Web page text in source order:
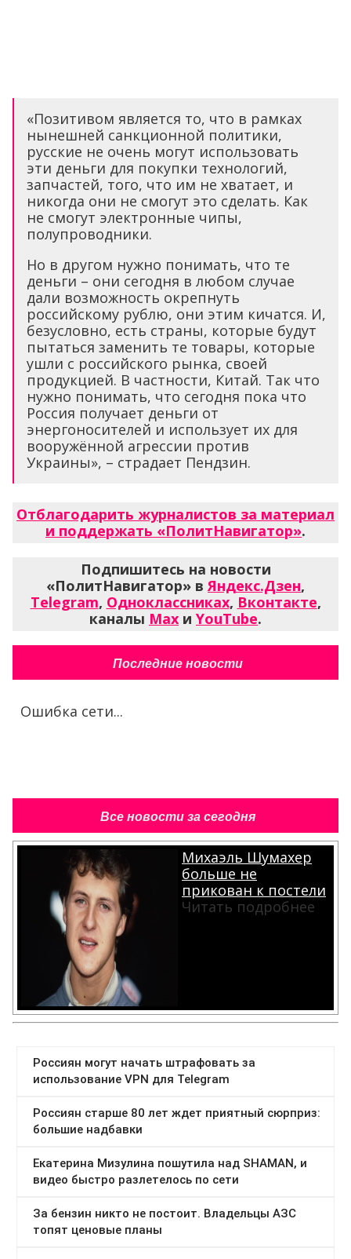
«Позитивом является то, что в рамках
нынешней санкционной политики,
русские не очень могут использовать
эти деньги для покупки технологий,
запчастей, того, что им не хватает, и
никогда они не смогут это сделать. Как
не смогут электронные чипы,
полупроводники.
Но в другом нужно понимать, что те
деньги – они сегодня в любом случае
дали возможность окрепнуть
российскому рублю, они этим кичатся. И,
безусловно, есть страны, которые будут
пытаться заменить те товары, которые
ушли с российского рынка, своей
продукцией. В частности, Китай. Так что
нужно понимать, что сегодня пока что
Россия получает деньги от
энергоносителей и использует их для
вооружённой агрессии против
Украины», – страдает Пендзин.
Отблагодарить журналистов за материал
и поддержать «ПолитНавигатор».
Подпишитесь на новости
«ПолитНавигатор» в Яндекс.Дзен,
Telegram, Одноклассниках, Вконтакте,
каналы Max и YouTube.
Последние новости
Ошибка сети...
Все новости за сегодня
Михаэль Шумахер
больше не
прикован к постели
Читать подробнее